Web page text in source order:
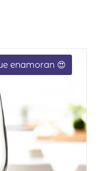
enamoran 😍